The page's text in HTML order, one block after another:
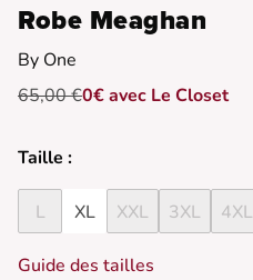
Robe Meaghan
By One
65,00 €0€ avec Le Closet
Taille :
L XL XXL 3XL 4XL
Guide des tailles